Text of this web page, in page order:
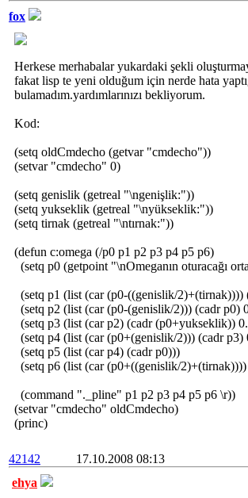
fox
Herkese merhabalar yukardaki şekli
fakat lisp te yeni olduğum için nerde hata
bulamadım.yardımlarınızı bekliyorum.
Kod:
(setq oldCmdecho (getvar "cmdecho"))
(setvar "cmdecho" 0)
(setq genislik (getreal "\ngenişlik:"))
(setq yukseklik (getreal "\nyükseklik:"))
(setq tirnak (getreal "\ntırnak:"))
(defun c:omega (/p0 p1 p2 p3 p4 p5 p6)
(setq p0 (getpoint "\nOmeganın oturacağı
(setq p1 (list (car (p0-((genislik/2)+(tirnak))))
(setq p2 (list (car (p0-(genislik/2))) (cadr p0)
(setq p3 (list (car p2) (cadr (p0+yukseklik))
(setq p4 (list (car (p0+(genislik/2))) (cadr p3)
(setq p5 (list (car p4) (cadr p0)))
(setq p6 (list (car (p0+((genislik/
(command "._pline" p1 p2 p3 p4 p5 p6 \r))
(setvar "cmdecho" oldCmdecho)
(princ)
42142
17.10.2008 08:13
ehya